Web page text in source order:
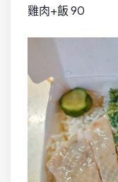
雞肉+飯 90